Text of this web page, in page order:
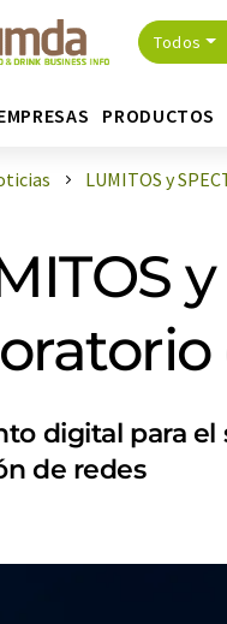
Todos
PRODUCTOS
LUMITOS y
digital para
de redes